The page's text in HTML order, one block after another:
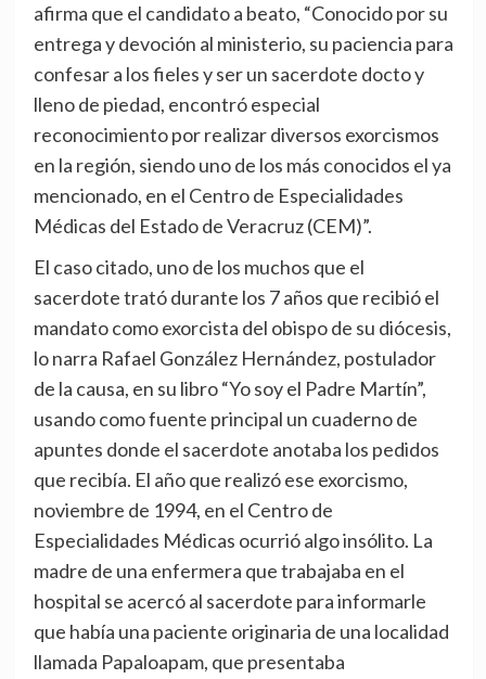
afirma que el candidato a beato, “Conocido por su
entrega y devoción al ministerio, su paciencia para
confesar a los fieles y ser un sacerdote docto y
lleno de piedad, encontró especial
reconocimiento por realizar diversos exorcismos
en la región, siendo uno de los más conocidos el ya
mencionado, en el Centro de Especialidades
Médicas del Estado de Veracruz (CEM)”.
El caso citado, uno de los muchos que el
sacerdote trató durante los 7 años que recibió el
mandato como exorcista del obispo de su diócesis,
lo narra Rafael González Hernández, postulador
de la causa, en su libro “Yo soy el Padre Martín”,
usando como fuente principal un cuaderno de
apuntes donde el sacerdote anotaba los pedidos
que recibía. El año que realizó ese exorcismo,
noviembre de 1994, en el Centro de
Especialidades Médicas ocurrió algo insólito. La
madre de una enfermera que trabajaba en el
hospital se acercó al sacerdote para informarle
que había una paciente originaria de una localidad
llamada Papaloapam, que presentaba